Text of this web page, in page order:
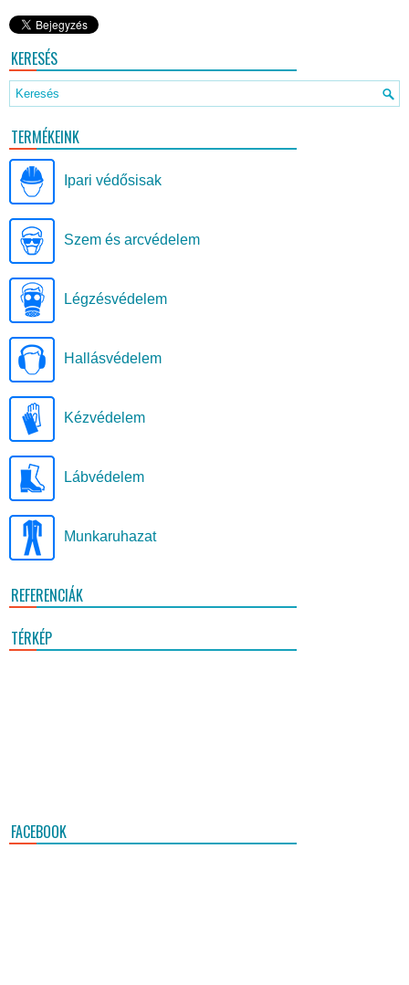
KERESÉS
TERMÉKEINK
Ipari védősisak
Szem és arcvédelem
Légzésvédelem
Hallásvédelem
Kézvédelem
Lábvédelem
Munkaruhazat
REFERENCIÁK
TÉRKÉP
FACEBOOK